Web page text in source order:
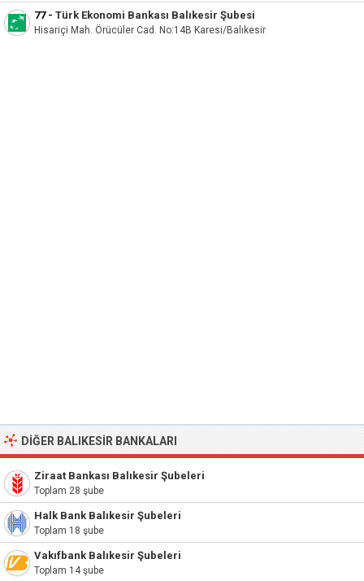
77- Türk Ekonomi Bankası Balıkesir Şubesi
Hisariçi Mah. Örücüler Cad. No:14B Karesi/Balıkesir
DIĞER BALIKESIR BANKALARI
Ziraat Bankası Balıkesir Şubeleri
Toplam 28 şube
Halk Bank Balıkesir Şubeleri
Toplam 18 şube
Vakıfbank Balıkesir Şubeleri
Toplam 14 şube